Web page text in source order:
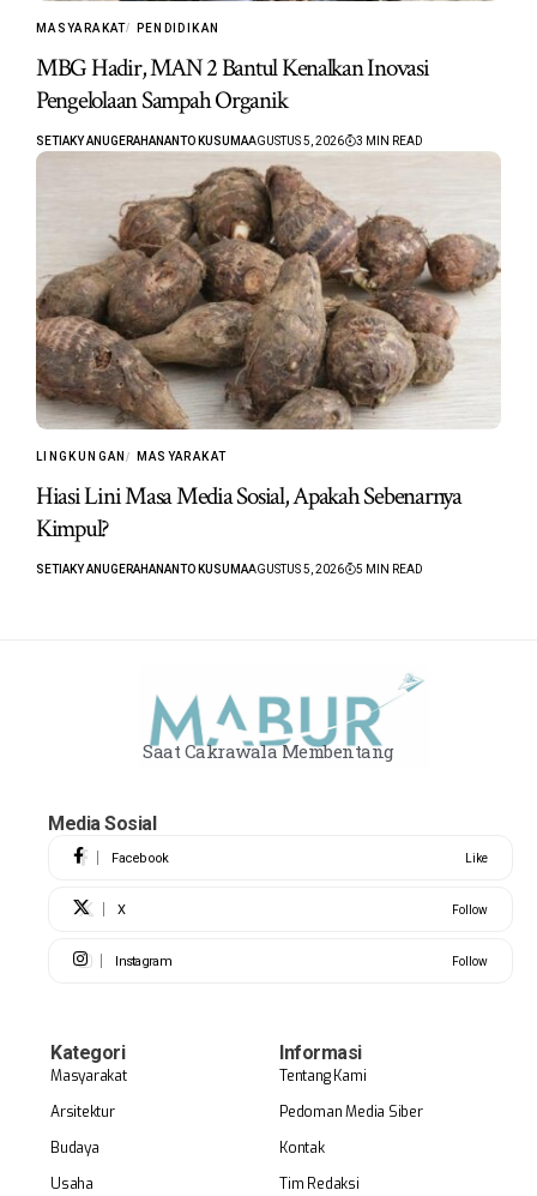
MASYARAKAT PENDIDIKAN
MBG Hadir, MAN 2 Bantul Kenalkan Inovasi
Pengelolaan Sampah Organik
SETIAKY ANUGERAHANANTO KUSUMAAGUSTUS 5, 2026 3 MIN READ
LINGKUNGAN MASYARAKAT
Hiasi Lini Masa Media Sosial, Apakah Sebenarnya
Kimpul?
SETIAKY ANUGERAHANANTO KUSUMAAGUSTUS 5, 2026 5 MIN READ
Saat Cakrawala Membentang
Media Sosial
Facebook Like
X Follow
Instagram Follow
Kategori
Masyarakat
Arsitektur
Budaya
Usaha
Informasi
Tentang Kami
Pedoman Media Siber
Kontak
Tim Redaksi